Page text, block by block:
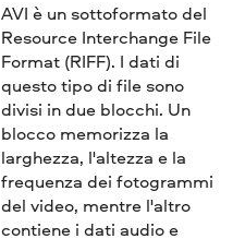
AVI è un sottoformato del
Resource Interchange File
Format (RIFF). I dati di
questo tipo di file sono
divisi in due blocchi. Un
blocco memorizza la
larghezza, l'altezza e la
frequenza dei fotogrammi
del video, mentre l'altro
contiene i dati audio e